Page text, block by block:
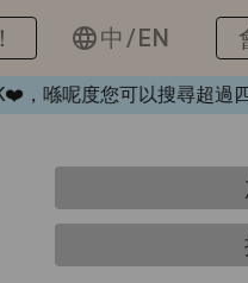
喺呢度您可以搜尋超過四
中/EN